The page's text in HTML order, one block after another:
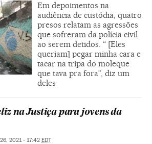
Em depoimentos na
audiência de custódia, quatro
presos relatam as agressões
que sofreram da polícia civil
ao serem detidos. “ [Eles
queriam] pegar minha cara e
tacar na tripa do moleque
que tava pra fora”, diz um
deles
na Justiça para jovens da
2021 - 17:42 EDT